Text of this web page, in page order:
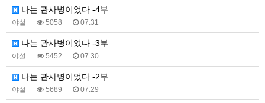
나는 관사병이었다 -4부
야설 5058 07.31
나는 관사병이었다 -3부
야설 5452 07.30
나는 관사병이었다 -2부
야설 5689 07.29